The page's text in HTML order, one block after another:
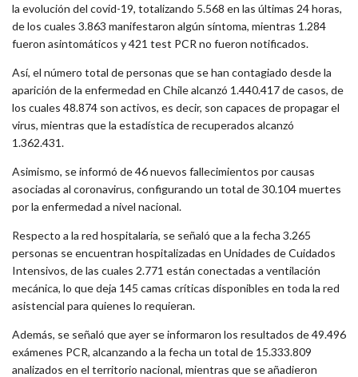
la evolución del covid-19, totalizando 5.568 en las últimas 24 horas,
de los cuales 3.863 manifestaron algún síntoma, mientras 1.284
fueron asintomáticos y 421 test PCR no fueron notificados.
Así, el número total de personas que se han contagiado desde la
aparición de la enfermedad en Chile alcanzó 1.440.417 de casos, de
los cuales 48.874 son activos, es decir, son capaces de propagar el
virus, mientras que la estadística de recuperados alcanzó
1.362.431.
Asimismo, se informó de 46 nuevos fallecimientos por causas
asociadas al coronavirus, configurando un total de 30.104 muertes
por la enfermedad a nivel nacional.
Respecto a la red hospitalaria, se señaló que a la fecha 3.265
personas se encuentran hospitalizadas en Unidades de Cuidados
Intensivos, de las cuales 2.771 están conectadas a ventilación
mecánica, lo que deja 145 camas críticas disponibles en toda la red
asistencial para quienes lo requieran.
Además, se señaló que ayer se informaron los resultados de 49.496
exámenes PCR, alcanzando a la fecha un total de 15.333.809
analizados en el territorio nacional, mientras que se añadieron